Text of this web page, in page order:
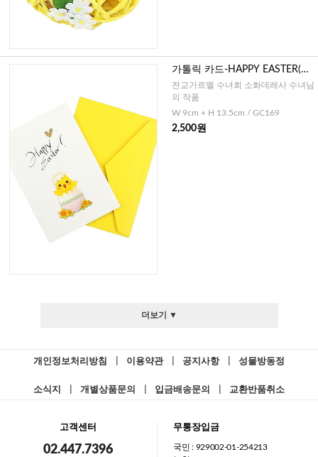
가톨릭 카드-HAPPY EASTER(캘
리그라피)
전교가르멜 수녀회 소화데레사 수녀님
의 작품
W 9cm + H 13.5cm / GC169
2,500원
더보기 ▼
개인정보처리방침 이용약관 공지사항 성물방동정
소식지 개별상품문의 입금배송문의 교환반품취소
고객센터
02.447.7396
무통장입금
국민 : 929002-01-254213